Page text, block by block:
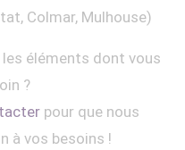
Colmar, Mulhouse)
éléments dont vous
?
pour que nous
à vos besoins !